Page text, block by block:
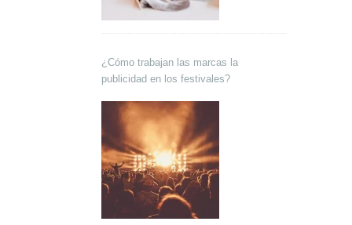
¿Cómo trabajan las marcas la
publicidad en los festivales?